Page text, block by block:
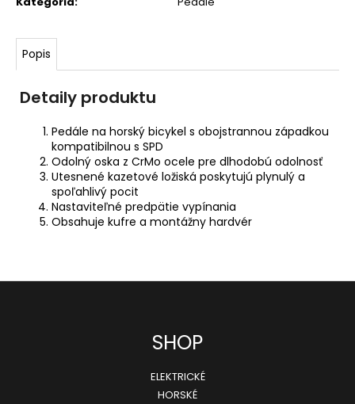
Popis
Detaily produktu
Pedále na horský bicykel s obojstrannou západkou
kompatibilnou s SPD
Odolný oska z CrMo ocele pre dlhodobú odolnosť
Utesnené kazetové ložiská poskytujú plynulý a
spoľahlivý pocit
Nastaviteľné predpätie vypínania
Obsahuje kufre a montážny hardvér
TREK
CIRCUIT
THERMAL
CYCLING
BIB
89,99
Pôvodne:
99,99
SHOP
ELEKTRICKÉ
HORSKÉ